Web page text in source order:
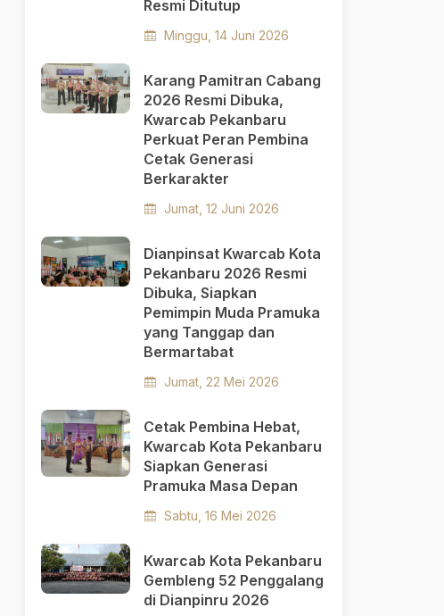
Resmi Ditutup
Minggu, 14 Juni 2026
Karang Pamitran Cabang
2026 Resmi Dibuka,
Kwarcab Pekanbaru
Perkuat Peran Pembina
Cetak Generasi
Berkarakter
Jumat, 12 Juni 2026
Dianpinsat Kwarcab Kota
Pekanbaru 2026 Resmi
Dibuka, Siapkan
Pemimpin Muda Pramuka
yang Tanggap dan
Bermartabat
Jumat, 22 Mei 2026
Cetak Pembina Hebat,
Kwarcab Kota Pekanbaru
Siapkan Generasi
Pramuka Masa Depan
Sabtu, 16 Mei 2026
Kwarcab Kota Pekanbaru
Gembleng 52 Penggalang
di Dianpinru 2026